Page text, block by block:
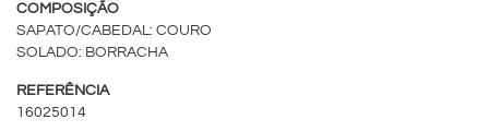
COMPOSIÇÃO
SAPATO/CABEDAL: COURO
SOLADO: BORRACHA
REFERÊNCIA
16025014